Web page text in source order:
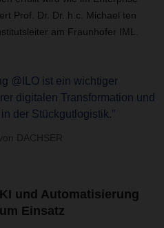
Prof. Dr. Dr. h.c. Michael ten
am Fraunhofer IML.
@ILO ist ein wichtiger
digitalen Transformation und
der Stückgutlogistik.”
DACHSER
und Automatisierung
Einsatz